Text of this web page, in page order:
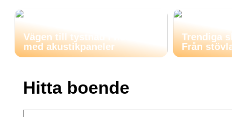
Vägen till tystnad i hemmet
med akustikpaneler
Trendiga
Från
Hitta boende